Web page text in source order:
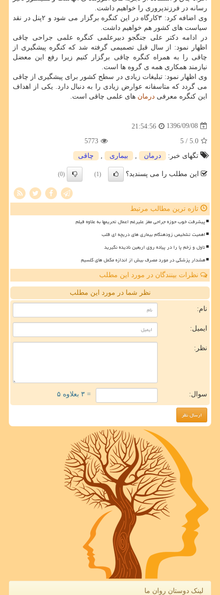
رسانه در فرزندپروری را خواهیم داشت.
وی اضافه كرد: ۳كارگاه در این كنگره برگزار می شود و ۲پنل در نقد
سیاست های كشور هم خواهیم داشت.
در ادامه دكتر علی جنگجو دبیرعلمی كنگره علمی جراحی چاقی
اظهار نمود: از سال قبل تصمیمی گرفته شد كه كنگره پیشگیری از
چاقی را به همراه كنگره چاقی برگزار كنیم زیرا رفع این معضل
نیازمند همكاری همه ی گروه ها است.
وی اظهار نمود: تبلیغات زیادی در سطح كشور برای پیشگیری از چاقی
می گردد كه متاسفانه عوارض زیادی را به دنبال دارد. یكی از اهداف
این كنگره معرفی درمان های علمی چاقی است.
1396/09/08
21:54:56
5.0
/ 5
5773
تگهای خبر:
درمان بیماری چاقی
این مطلب را می پسندید؟ (1)
(0)
تازه ترین مطالب مرتبط
پیشرفت خوب حوزه جراحی مغز علیرغم اعمال تحریمها به علاوه فیلم
اهمیت تشخیص زودهنگام بیماری های دریچه ای قلب
تاول و زخم پا را در پیاده روی اربعین نادیده نگیرید
هشدار پزشکی در مورد مصرف بیش از اندازه مکمل های کلسیم
نظرات بینندگان در مورد این مطلب
نظر شما در مورد این مطلب
نام:
ایمیل:
نظر:
سوال: = ۳ بعلاوه ۵
لینک دوستان روان ما